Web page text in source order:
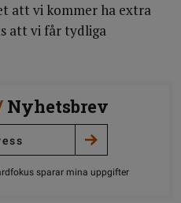
att vi kommer ha extra
att vi får tydliga
Nyhetsbrev
sparar mina uppgifter